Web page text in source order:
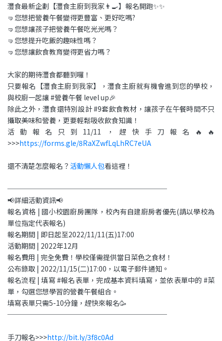
灃食最新企劃【灃食主廚到我家👨‍🍳】報名開跑✨✨
🤜您想把營養午餐變得更豐富、更好吃嗎?
🤜您想讓孩子把營養午餐吃光光嗎？
🤜您想提升吃飯的趣味性嗎？
🤜您想讓飲食教育變得更省力嗎？
大家的期待灃食都聽到囉！
只要報名【灃食主廚到我家】，灃食主廚就有機會進到您的學校，
與校廚一起讓 #營養午餐 level up🎉
除此之外，灃食還特別設計 #9套飲食教材，讓孩子在午餐時間不只
攝取美味和營養，更要輕鬆吸收飲食知識！
活動報名只到11/11，趕快手刀報名🔥🔥
>>>https://forms.gle/8RaXZwfLqLhRC7eUA
還不清楚怎麼報名？ 活動懶人包看這裡！
───────────────────────
📢詳細活動資訊📢
報名資格 | 國小校園廚房團隊，校內有自建廚房者優先(請以學校為
單位指定代表報名)
報名期間 | 即日起至2022/11/11(五)17:00
活動期間 | 2022年12月
報名費用 | 完全免費！學校僅需提供當日菜色之食材！
公布錄取 | 2022/11/15(二)17:00，以電子郵件通知。
報名流程 | 填寫 #報名表單，完成基本資料填寫，並依表單中的 #菜
單，勾選您想學習的營養午餐組合。
填寫表單只需5-10分鐘，趕快來報名🥳
───────────────────────
手刀報名>>>http://bit.ly/3f8c0Ad